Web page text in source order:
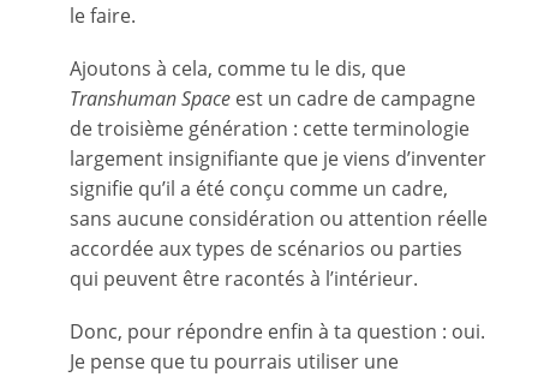
le faire.
Ajoutons à cela, comme tu le dis, que
Transhuman Space est un cadre de campagne
de troisième génération : cette terminologie
largement insignifiante que je viens d’inventer
signifie qu’il a été conçu comme un cadre,
sans aucune considération ou attention réelle
accordée aux types de scénarios ou parties
qui peuvent être racontés à l’intérieur.
Donc, pour répondre enfin à ta question : oui.
Je pense que tu pourrais utiliser une